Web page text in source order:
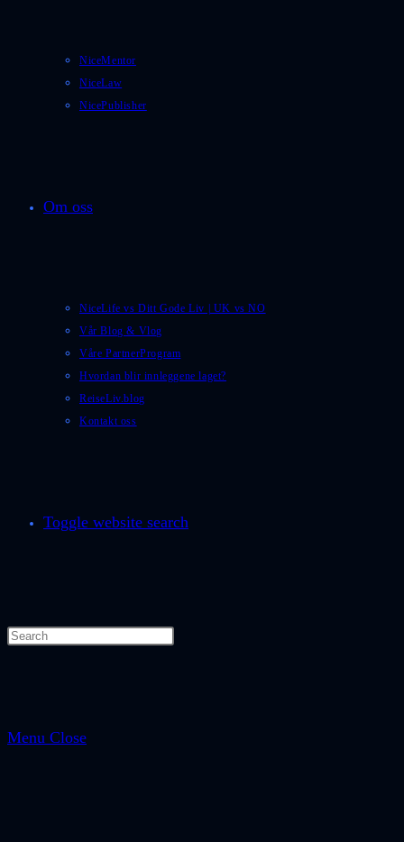
NiceMentor
NiceLaw
NicePublisher
Om oss
NiceLife vs Ditt Gode Liv | UK vs NO
Vår Blog & Vlog
Våre PartnerProgram
Hvordan blir innleggene laget?
ReiseLiv.blog
Kontakt oss
Toggle website search
Menu Close